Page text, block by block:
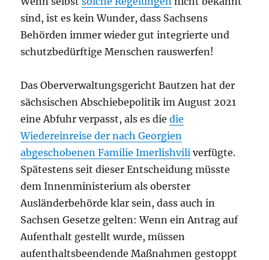
sind, ist es kein Wunder, dass Sachsens
Behörden immer wieder gut integrierte und
schutzbedürftige Menschen rauswerfen!
Das Oberverwaltungsgericht Bautzen hat der
sächsischen Abschiebepolitik im August 2021
eine Abfuhr verpasst, als es diedie
Wiedereinreise der nach Georgien
abgeschobenen Familie Imerlishvili verfügte.
Spätestens seit dieser Entscheidung müsste
dem Innenministerium als oberster
Ausländerbehörde klar sein, dass auch in
Sachsen Gesetze gelten: Wenn ein Antrag auf
Aufenthalt gestellt wurde, müssen
aufenthaltsbeendende Maßnahmen gestoppt